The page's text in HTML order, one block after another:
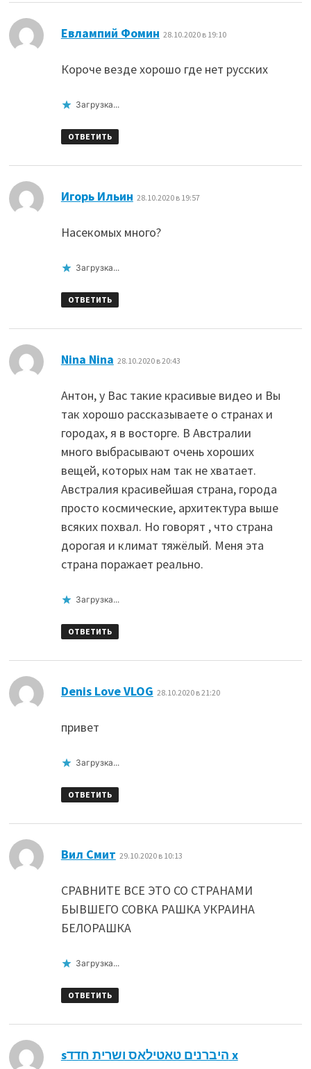
Евлампий Фомин 28.10.2020 в 19:10
Короче везде хорошо где нет русских
Загрузка...
ОТВЕТИТЬ
Игорь Ильин 28.10.2020 в 19:57
Насекомых много?
Загрузка...
ОТВЕТИТЬ
Nina Nina 28.10.2020 в 20:43
Антон, у Вас такие красивые видео и Вы
так хорошо рассказываете о странах и
городах, я в восторге. В Австралии
много выбрасывают очень хороших
вещей, которых нам так не хватает.
Австралия красивейшая страна, города
просто космические, архитектура выше
всяких похвал. Но говорят , что страна
дорогая и климат тяжёлый. Меня эта
страна поражает реально.
Загрузка...
ОТВЕТИТЬ
Denis Love VLOG 28.10.2020 в 21:20
привет
Загрузка...
ОТВЕТИТЬ
Вил Смит 29.10.2020 в 10:13
СРАВНИТЕ ВСЕ ЭТО СО СТРАНАМИ
БЫВШЕГО СОВКА РАШКА УКРАИНА
БЕЛОРАШКА
Загрузка...
ОТВЕТИТЬ
sהיברנים טאטילאס ושרית חדד x: